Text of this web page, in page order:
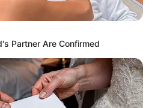
Partner Are Confirmed